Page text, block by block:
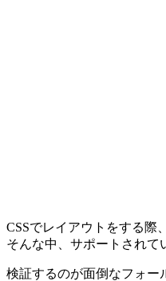
CSSでレイアウトをする際
そんな中、サポートされて
検証するのが面倒なフォー